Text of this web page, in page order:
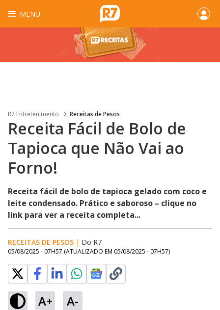
MENU
R7 Entretenimento Receitas de Pesos
Receita Fácil de Bolo de
Tapioca que Não Vai ao
Forno!
Receita fácil de bolo de tapioca gelado com coco e
leite condensado. Prático e saboroso – clique no
link para ver a receita completa...
RECEITAS DE PESOS | Do R7
05/08/2025 - 07H57 (ATUALIZADO EM 05/08/2025 - 07H57)
A+ A-